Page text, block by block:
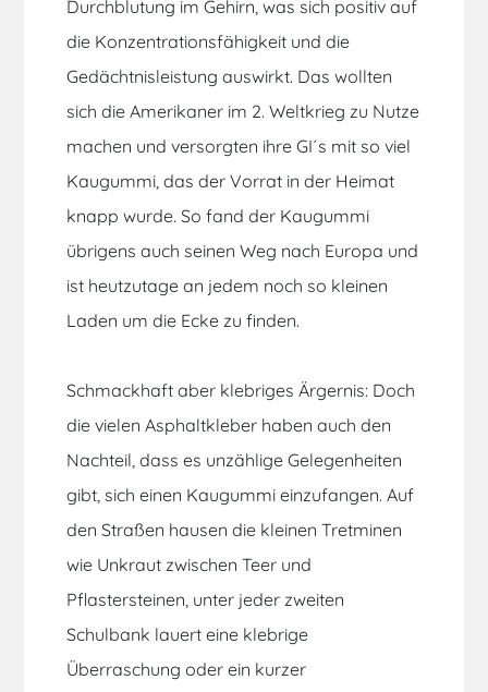
Durchblutung im Gehirn, was sich positiv auf
die Konzentrationsfähigkeit und die
Gedächtnisleistung auswirkt. Das wollten
sich die Amerikaner im 2. Weltkrieg zu Nutze
machen und versorgten ihre GI´s mit so viel
Kaugummi, das der Vorrat in der Heimat
knapp wurde. So fand der Kaugummi
übrigens auch seinen Weg nach Europa und
ist heutzutage an jedem noch so kleinen
Laden um die Ecke zu finden.
Schmackhaft aber klebriges Ärgernis: Doch
die vielen Asphaltkleber haben auch den
Nachteil, dass es unzählige Gelegenheiten
gibt, sich einen Kaugummi einzufangen. Auf
den Straßen hausen die kleinen Tretminen
wie Unkraut zwischen Teer und
Pflastersteinen, unter jeder zweiten
Schulbank lauert eine klebrige
Überraschung oder ein kurzer